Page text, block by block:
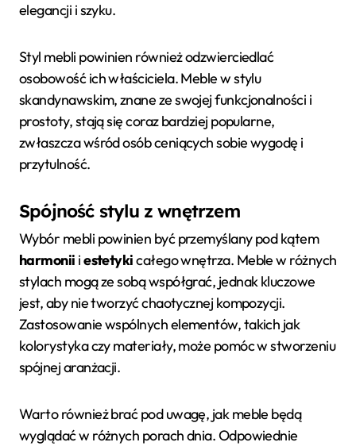
elegancji i szyku.
Styl mebli powinien również odzwierciedlać
osobowość ich właściciela. Meble w stylu
skandynawskim, znane ze swojej funkcjonalności i
prostoty, stają się coraz bardziej popularne,
zwłaszcza wśród osób ceniących sobie wygodę i
przytulność.
Spójność stylu z wnętrzem
Wybór mebli powinien być przemyślany pod kątem
harmonii iestetykicałego wnętrza. Meble w różnych
stylach mogą ze sobą współgrać, jednak kluczowe
jest, aby nie tworzyć chaotycznej kompozycji.
Zastosowanie wspólnych elementów, takich jak
kolorystyka czy materiały, może pomóc w stworzeniu
spójnej aranżacji.
Warto również brać pod uwagę, jak meble będą
wyglądać w różnych porach dnia. Odpowiednie